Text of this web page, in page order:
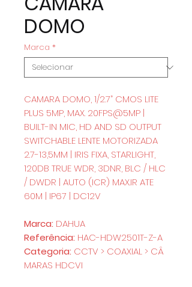
DOMO
Marca *
CAMARA DOMO, 1/2.7” CMOS LITE
PLUS 5MP, MAX. 20FPS@5MP |
BUILT-IN MIC, HD AND SD OUTPUT
SWITCHABLE LENTE MOTORIZADA
2.7-13,5MM | IRIS FIXA, STARLIGHT,
120DB TRUE WDR, 3DNR, BLC / HLC
/ DWDR | AUTO (ICR) MAX.IR ATE
60M | IP67 | DC12V
Marca: DAHUA
Referência: HAC-HDW2501T-Z-A
Categoria: CCTV > COAXIAL > CÂ
MARAS HDCVI